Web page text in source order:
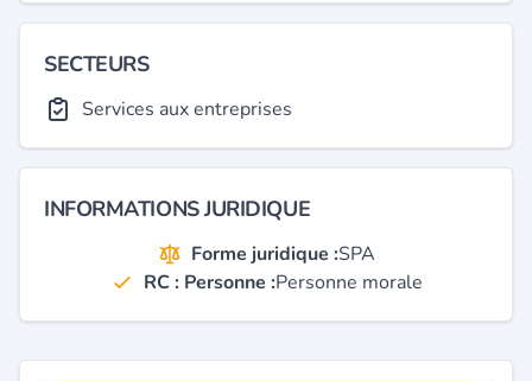
SECTEURS
Services aux entreprises
INFORMATIONS JURIDIQUE
Forme juridique :SPA
RC : Personne :Personne morale